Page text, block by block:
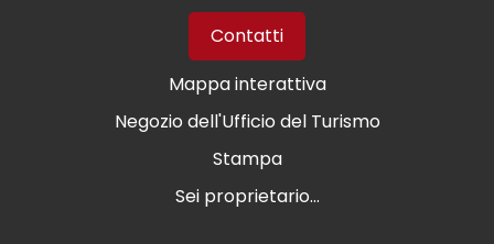
Contatti
Mappa interattiva
Negozio dell'Ufficio del Turismo
Stampa
Sei proprietario...